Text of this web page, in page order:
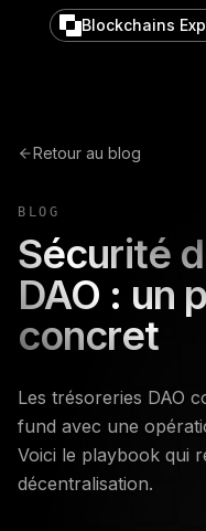
Blockchains
Retour au blog
BLOG
Sécurité
DAO : un
concret
Les trésoreries DAO
fund avec une
Voici le playbook qui
décentralisation.